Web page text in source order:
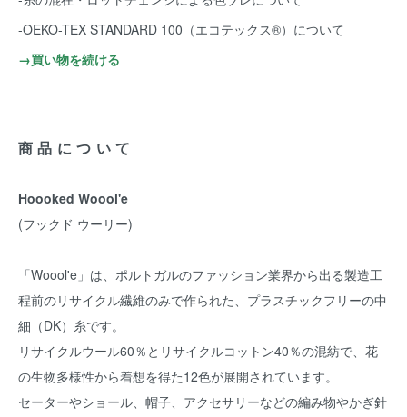
-OEKO-TEX STANDARD 100（エコテックス®️）について
→買い物を続ける
商品について
Hoooked Woool'e
(フックド ウーリー)
「Woool'e」は、ポルトガルのファッション業界から出る製造工
程前のリサイクル繊維のみで作られた、プラスチックフリーの中
細（DK）糸です。
リサイクルウール60％とリサイクルコットン40％の混紡で、花
の生物多様性から着想を得た12色が展開されています。
セーターやショール、帽子、アクセサリーなどの編み物やかぎ針